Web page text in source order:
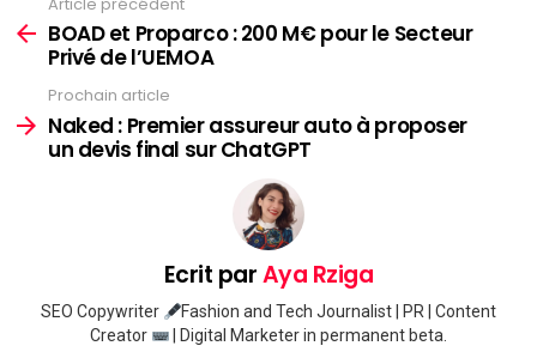
plus BOAD et Proparco : 200 M€ pour le Secteur
Privé de l’UEMOA
Prochain article
Naked : Premier assureur auto à proposer
un devis final sur ChatGPT
Ecrit parAya Rziga
SEO Copywriter
Fashion and Tech Journalist | PR | Content
Creator
| Digital Marketer in permanent beta.